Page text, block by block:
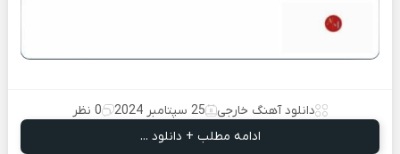
دانلود آهنگ خارجی 25 سپتامبر 2024
0 نظر
ادامه مطلب + دانلود ...